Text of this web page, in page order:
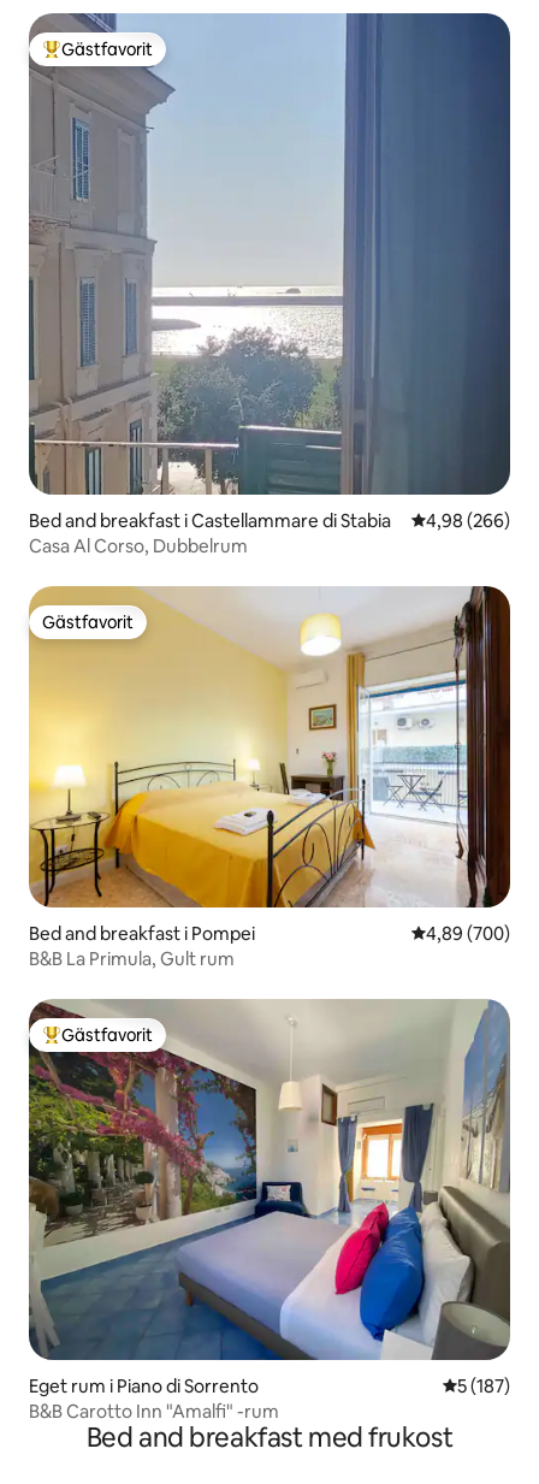
Populär gästfavorit
Gästfavorit
Bed and breakfast i Castellammare di Stabia 4,98 av 5 i
4,98 (266)
Casa Al Corso, Dubbelrum
Gästfavorit
Gästfavorit
Bed and breakfast i Pompei 4,89 av 5 i
4,89 (700)
B&B La Primula, Gult rum
Populär gästfavorit
Gästfavorit
Eget rum i Piano di Sorrento 5 av 5 i
5 (187)
B&B Carotto Inn "Amalfi" -rum
Bed and breakfast med frukost